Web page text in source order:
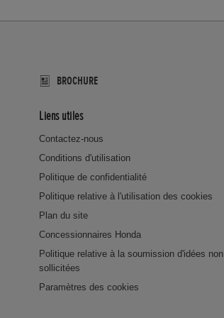
BROCHURE
Liens utiles
Contactez-nous
Conditions d'utilisation
Politique de confidentialité
Politique relative à l'utilisation des cookies
Plan du site
Concessionnaires Honda
Politique relative à la soumission d'idées non
sollicitées
Paramètres des cookies